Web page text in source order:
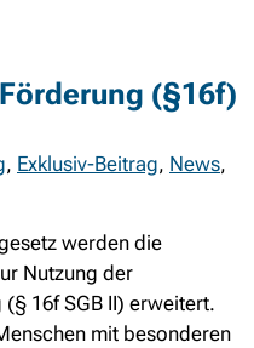
(§16f)
, Exklusiv-Beitrag, News,
werden die
Nutzung der
16f SGB II) erweitert.
mit besonderen